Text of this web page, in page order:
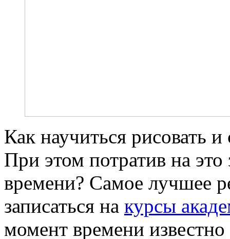
Как научиться рисовать
При этом потратив на это
времени? Самое лучшее
записаться на курсы
момент времени